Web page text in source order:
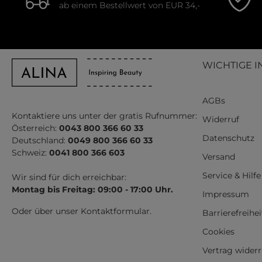
Glattes
Moderne
Aufladung
ab einem Bestellwert von EUR 34,-
Kontaktiere uns unter der gratis Rufnummer:
Österreich: 0043 800 366 60 33
Deutschland: 0049 800 366 60 33
Schweiz: 0041 800 366 603
Wir sind für dich erreichbar:
Montag bis Freitag: 09:00 - 17:00 Uhr.
Oder über unser Kontaktformular.
WICHTIGE
AGBs
Widerruf
Datenschutz
Versand
Service & Hilfe
Impressum
Cookies
Vertrag